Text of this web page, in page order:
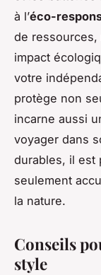
à l’éco-
de
impact
votre
protège non
incarne aussi
voyager dans
durables, il est
seulement
la nature.
Conseils
style